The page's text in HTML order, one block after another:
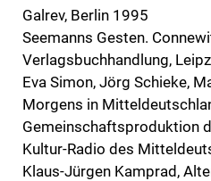
Galrev, Berlin 1995
Seemanns Gesten.
Verlagsbuchhandlung,
Eva Simon, Jörg Schieke,
Morgens in
Gemeinschaftsproduktion
Kultur-Radio des
Klaus-Jürgen Kamprad,